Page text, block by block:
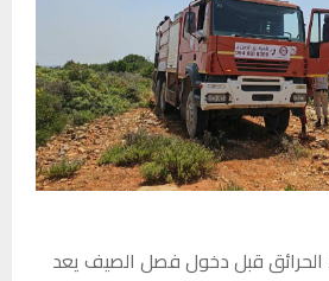
الحرائق قبل دخول فصل الصيف يعد